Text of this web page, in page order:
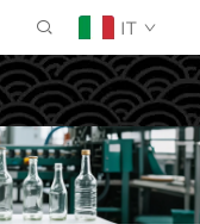
IT
Richiedi un preventivo